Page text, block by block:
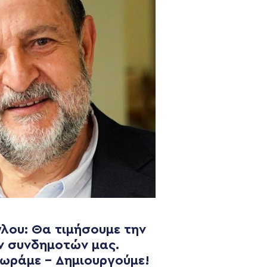
Θα τιμήσουμε την
συνδημοτών μας.
– Δημιουργούμε!